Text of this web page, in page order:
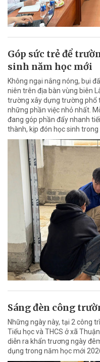
Góp sức trẻ để
sinh năm học mới
Không ngại nắng nóng, bụi
niên trên địa bàn vùng biên
trường xây dựng trường phổ
những phần việc nhỏ nhất.
đang góp phần đẩy nhanh
thành, kịp đón học sinh trong
Sáng đèn công
Những ngày này, tại 2 công
Tiểu học và THCS ở xã
diễn ra khẩn trương ngày
dụng trong năm học mới